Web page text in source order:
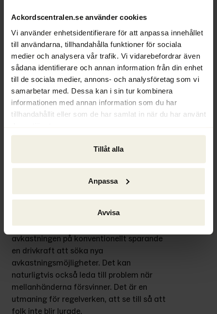
Ackordscentralen.se använder cookies
Vi använder enhetsidentifierare för att anpassa innehållet
till användarna, tillhandahålla funktioner för sociala
medier och analysera vår trafik. Vi vidarebefordrar även
sådana identifierare och annan information från din enhet
till de sociala medier, annons- och analysföretag som vi
samarbetar med. Dessa kan i sin tur kombinera
informationen med annan information som du har
tillhandahållit eller som de har samlat in när du har använt
Tillåt alla
Anpassa
Avvisa
Hur ser du på utvecklingen av de nya
finansieringsformerna?
- Jag tycker att det är spännande och
intressant. Kombinationen av möjligheter
att hantera stora datamängder mycket
snabbt och möjligheten att bygga
avancerade analysmodeller, är det som jag
tror har drivit på utvecklingen. Jag är
övertygad om att det kommer att hända
Dagens tekniska möjligheter spelar
självklart in, man får inte underskatta
kraften i den tekniska utvecklingen. Det
lägre kostnader. De som lyckas få till sina
modeller kan erbjuda sina kunder bättre
avkastning än andra. Idag är den låga
avkastningen på konventionellt sparande
en drivkraft att söka nya
avkastningsmöjligheter. Det kan
naturligtvis också leda till problem när
mellanhänderna försvinner. Det är en
utmaning för regelverken, att se till så att
folk inte blir lurade.